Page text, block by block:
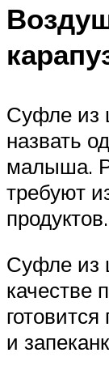
Суфле из
назвать
малыша.
требуют
Суфле из
качестве
и